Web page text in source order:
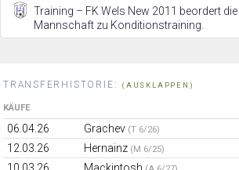
Training – FK Wels New 2011 beordert die
Mannschaft zu Konditionstraining.
TRANSFERHISTORIE: (AUSKLAPPEN)
KÄUFE
06.04.26 Grachev (T 6/26)
12.03.26
Hernainz (M 6/25)